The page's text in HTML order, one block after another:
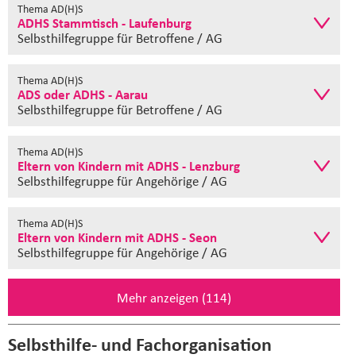
Thema AD(H)S
ADHS Stammtisch - Laufenburg
Selbsthilfegruppefür Betroffene / AG
Thema AD(H)S
ADS oder ADHS - Aarau
Selbsthilfegruppefür Betroffene / AG
Thema AD(H)S
Eltern von Kindern mit ADHS - Lenzburg
Selbsthilfegruppefür Angehörige / AG
Thema AD(H)S
Eltern von Kindern mit ADHS - Seon
Selbsthilfegruppefür Angehörige / AG
Mehr anzeigen (114)
Selbsthilfe- und Fachorganisation